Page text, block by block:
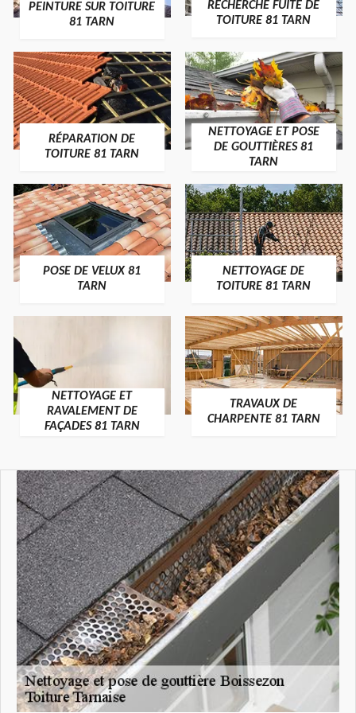
PEINTURE SUR TOITURE
81 TARN
RECHERCHE FUITE DE
TOITURE 81 TARN
RÉPARATION DE
TOITURE 81 TARN
NETTOYAGE ET POSE
DE GOUTTIÈRES 81
TARN
POSE DE VELUX 81
TARN
NETTOYAGE DE
TOITURE 81 TARN
NETTOYAGE ET
RAVALEMENT DE
FAÇADES 81 TARN
TRAVAUX DE
CHARPENTE 81 TARN